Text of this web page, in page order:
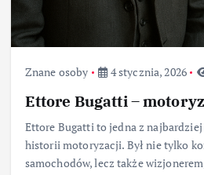
Znane osoby 4 stycznia, 2026
Ettore Bugatti –
Ettore Bugatti to jedna z
historii motoryzacji. Był nie tylko
samochodów, lecz także